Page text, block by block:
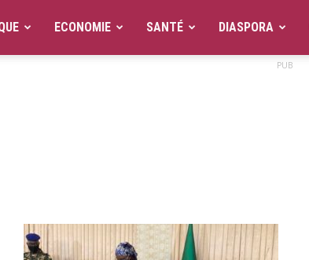
ECONOMIE SANTÉ DIASPORA
PUB